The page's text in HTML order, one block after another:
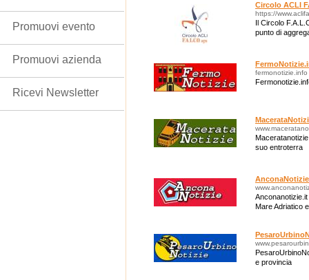
Circolo ACLI
https://
Il Circolo
punto di
fermonotizie.info
suo entroterra
Mare Adriatico
e provincia
Promuovi evento
Promuovi azienda
Ricevi Newsletter